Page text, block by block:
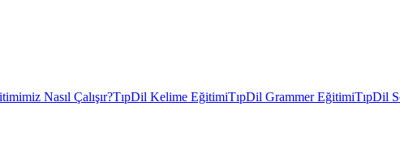
Nasıl Çalışır?TıpDil Kelime EğitimiTıpDil Grammer EğitimiTıpDil